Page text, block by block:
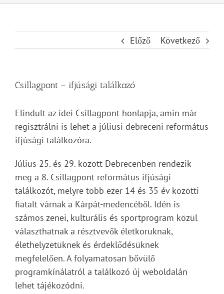
Előző Következő
Csillagpont – ifjúsági találkozó
Elindult az idei Csillagpont honlapja, amin már
regisztrálni is lehet a júliusi debreceni református
ifjúsági találkozóra.
Július 25. és 29. között Debrecenben rendezik
meg a 8. Csillagpont református ifjúsági
találkozót, melyre több ezer 14 és 35 év közötti
fiatalt várnak a Kárpát-medencéből. Idén is
számos zenei, kulturális és sportprogram közül
választhatnak a résztvevők életkoruknak,
élethelyzetüknek és érdeklődésüknek
megfelelően. A folyamatosan bővülő
programkínálatról a találkozó új weboldalán
lehet tájékozódni.